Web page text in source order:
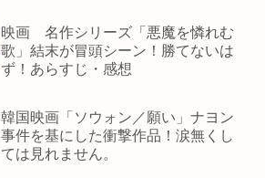
映画 名作シリーズ「悪魔を憐れむ
歌」結末が冒頭シーン！勝てないは
ず！あらすじ・感想
韓国映画「ソウォン／願い」ナヨン
事件を基にした衝撃作品！涙無くし
ては見れません。